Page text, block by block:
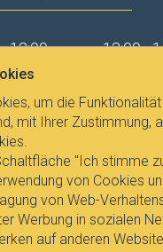
12:00
13:00 -
Datenschutz
um die
mit Ihrer Zustimmung,
"Ich stimme
von Cookies
von Web-
Werbung in sozialen
auf anderen